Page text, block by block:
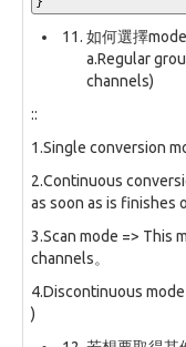
如何選擇
a.Regular
channels)
::
1.Single conversion
2.Continuous
as soon as is finishes
3.Scan mode => This
channels。
4.Discontinuous
)